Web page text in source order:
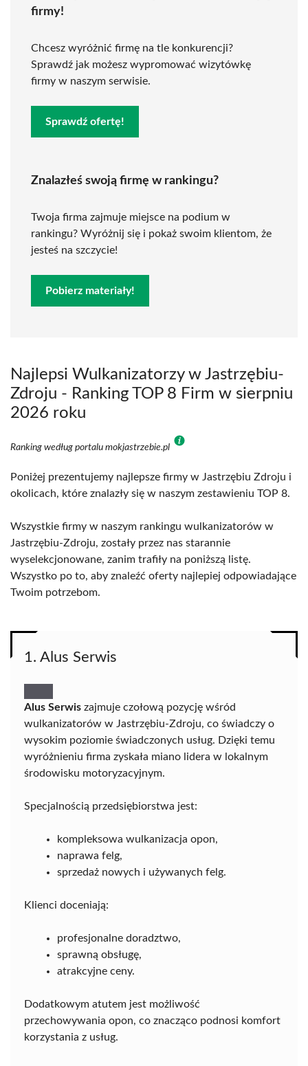
firmy!
Chcesz wyróżnić firmę na tle konkurencji?
Sprawdź jak możesz wypromować wizytówkę
firmy w naszym serwisie.
Sprawdź ofertę!
Znalazłeś swoją firmę w rankingu?
Twoja firma zajmuje miejsce na podium w
rankingu? Wyróżnij się i pokaż swoim klientom, że
jesteś na szczycie!
Pobierz materiały!
Najlepsi Wulkanizatorzy w Jastrzębiu-
Zdroju - Ranking TOP 8 Firm w sierpniu
2026 roku
Ranking według portalu mokjastrzebie.pl
Poniżej prezentujemy najlepsze firmy w Jastrzębiu Zdroju i
okolicach, które znalazły się w naszym zestawieniu TOP 8.
Wszystkie firmy w naszym rankingu wulkanizatorów w
Jastrzębiu-Zdroju, zostały przez nas starannie
wyselekcjonowane, zanim trafiły na poniższą listę.
Wszystko po to, aby znaleźć oferty najlepiej odpowiadające
Twoim potrzebom.
1. Alus Serwis
Alus Serwis zajmuje czołową pozycję wśród
wulkanizatorów w Jastrzębiu-Zdroju, co świadczy o
wysokim poziomie świadczonych usług. Dzięki temu
wyróżnieniu firma zyskała miano lidera w lokalnym
środowisku motoryzacyjnym.
Specjalnością przedsiębiorstwa jest:
kompleksowa wulkanizacja opon,
naprawa felg,
sprzedaż nowych i używanych felg.
Klienci doceniają:
profesjonalne doradztwo,
sprawną obsługę,
atrakcyjne ceny.
Dodatkowym atutem jest możliwość
przechowywania opon, co znacząco podnosi komfort
korzystania z usług.